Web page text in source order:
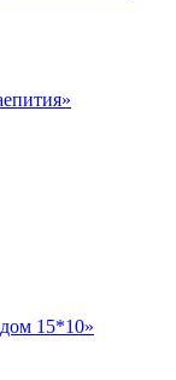
15*10»